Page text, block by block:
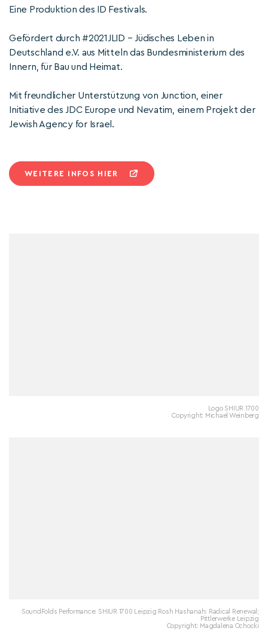
Eine Produktion des ID Festivals.
Gefördert durch #2021JLID – Jüdisches Leben in
Deutschland e.V. aus Mitteln das Bundesministerium des
Innern, für Bau und Heimat.
Mit freundlicher Unterstützung von Junction, einer
Initiative des JDC Europe und Nevatim, einem Projekt der
Jewish Agency for Israel.
WEITERE INFOS HIER
Logo SHIUR 1700
Copyright: Michael Weinberg
SoundFolds Performance: SHIUR 1700 Leipzig Rosh Hashanah: Radical Renewal;
Pittlerwerke Leipzig
Copyright: Magdalena Ochocki